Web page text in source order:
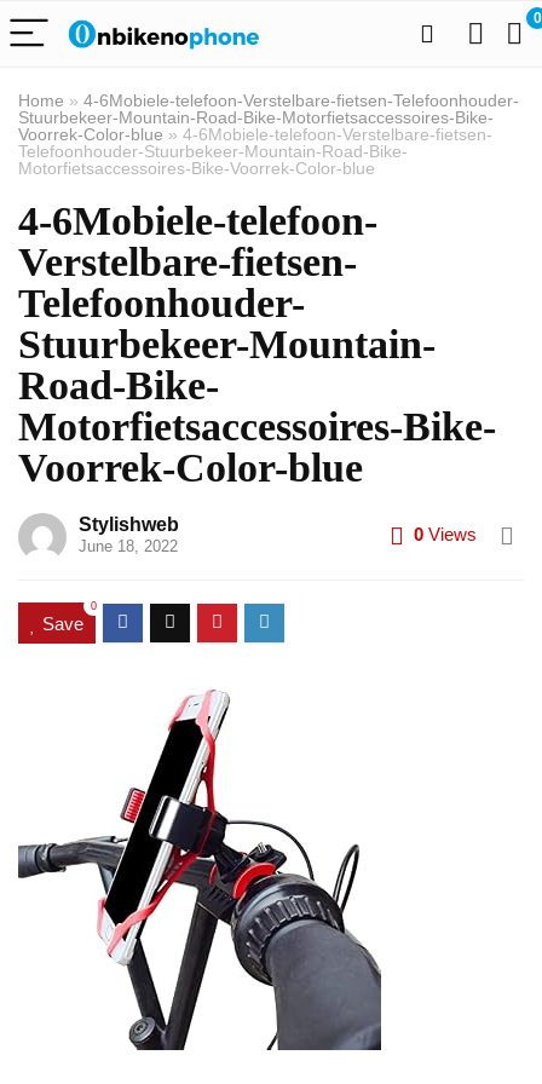
0
Home » 4-6Mobiele-telefoon-Verstelbare-fietsen-Telefoonhouder-
Stuurbekeer-Mountain-Road-Bike-Motorfietsaccessoires-Bike-
Voorrek-Color-blue » 4-6Mobiele-telefoon-Verstelbare-fietsen-
Telefoonhouder-Stuurbekeer-Mountain-Road-Bike-
Motorfietsaccessoires-Bike-Voorrek-Color-blue
4-6Mobiele-telefoon-
Verstelbare-fietsen-
Telefoonhouder-
Stuurbekeer-Mountain-
Road-Bike-
Motorfietsaccessoires-Bike-
Voorrek-Color-blue
Stylishweb
June 18, 2022
0 Views
Save
0